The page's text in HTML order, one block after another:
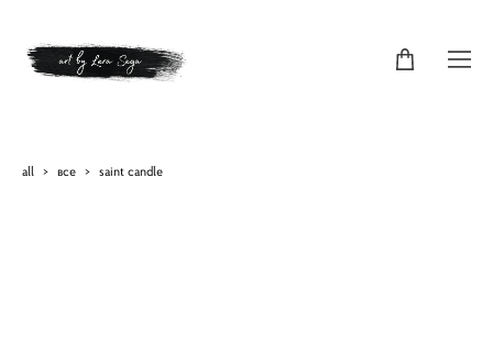
all > все > saint candle